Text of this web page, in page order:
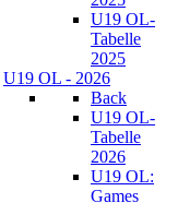
U19 OL-
Tabelle
2025
U19 OL - 2026
Back
U19 OL-
Tabelle
2026
U19 OL:
Games